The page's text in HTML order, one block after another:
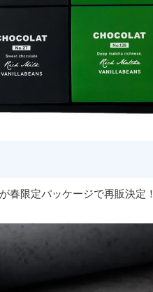
春限定パッケージで再販決定！